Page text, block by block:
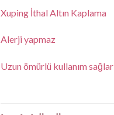
Xuping İthal Altın Kaplama
Alerji yapmaz
Uzun ömürlü kullanım sağlar